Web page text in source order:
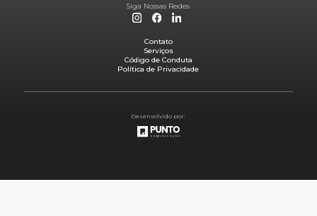
Siga Nossas Redes
Contato
Serviços
Código de Conduta
Política de Privacidade
Desenvolvido por: